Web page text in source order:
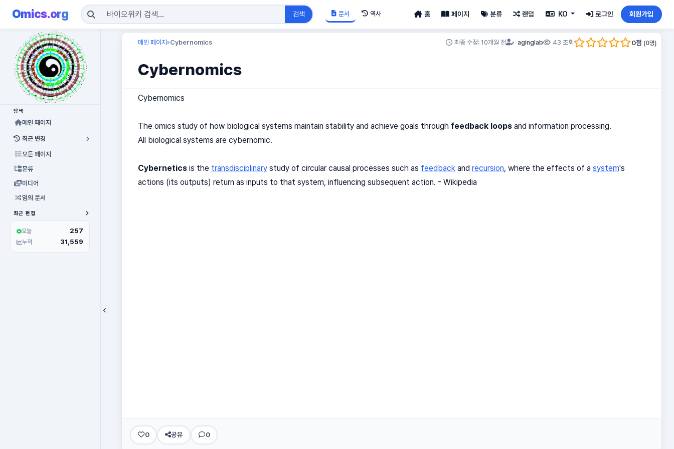
Omics.org 검색 문서 역사 홈 페이지 분류 랜덤 KO 로그인 회원가입
탐색
메인 페이지
최근 변경
모든 페이지
분류
미디어
임의 문서
최근 편집
오늘 257
누적 31,559
메인 페이지 »Cybernomics 최종 수정: 10개월 전 aginglab 43 조회 0점 (0명)
Cybernomics
Cybernomics
The omics study of how biological systems maintain stability and achieve goals through feedback loops and information processing.
All biological systems are cybernomic.
Cybernetics is the transdisciplinary study of circular causal processes such as feedback and recursion, where the effects of a system's
actions (its outputs) return as inputs to that system, influencing subsequent action. - Wikipedia
0 공유 0